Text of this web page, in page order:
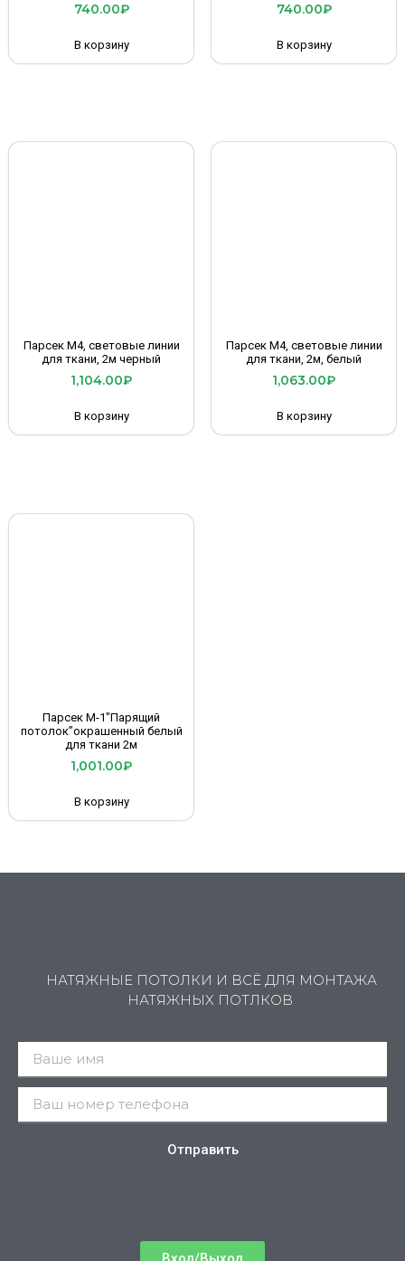
740.00₽
В корзину
740.00₽
В корзину
Парсек М4, световые линии
для ткани, 2м черный
1,104.00₽
В корзину
Парсек М4, световые линии
для ткани, 2м, белый
1,063.00₽
В корзину
Парсек М-1″Парящий
потолок”окрашенный белый
для ткани 2м
1,001.00₽
В корзину
НАТЯЖНЫЕ ПОТОЛКИ И ВСЁ ДЛЯ МОНТАЖА
НАТЯЖНЫХ ПОТЛКОВ
Отправить